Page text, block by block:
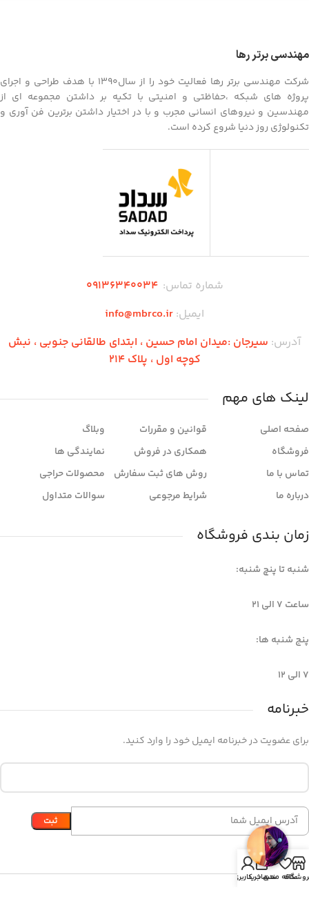
مهندسی برتر رها
شرکت مهندسی برتر رها فعالیت خود را از سال1390 با هدف طراحی و اجرای
پروژه های شبکه ،حفاظتی و امنیتی با تکیه بر داشتن مجموعه ای از
مهندسین و نیروهای انسانی مجرب و با در اختیار داشتن برترین فن آوری و
تکنولوژی روز دنیا شروع کرده است.
شماره تماس:۰۹136340034
ایمیل: info@mbrco.ir
آدرس: سیرجان :میدان امام حسین ، ابتدای طالقانی جنوبی ، نبش
کوچه اول ، پلاک 214
لینک های مهم
صفحه اصلی
فروشگاه
تماس با ما
درباره ما
قوانین و مقررات
همکاری در فروش
روش های ثبت سفارش
شرایط مرجوعی
وبلاگ
نمایندگی ها
محصولات حراجی
سوالات متداول
زمان بندی فروشگاه
شنبه تا پنچ شنبه:
ساعت 7 الی ۲۱
پنج شنبه ها:
7 الی 12
خبرنامه
برای عضویت در خبرنامه ایمیل خود را وارد کنید.
علاقه مندی
0
سبد خرید
حساب کاربری من